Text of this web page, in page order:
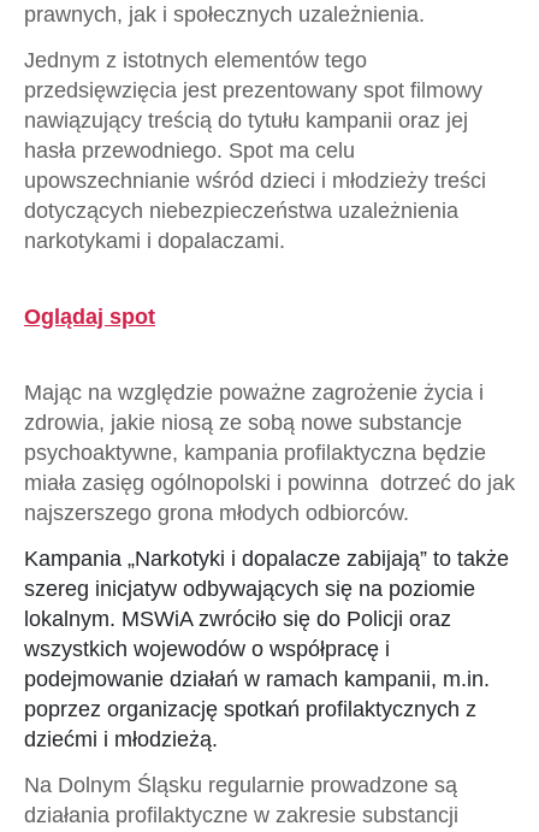
prawnych, jak i społecznych uzależnienia.
Jednym z istotnych elementów tego
przedsięwzięcia jest prezentowany spot filmowy
nawiązujący treścią do tytułu kampanii oraz jej
hasła przewodniego. Spot ma celu
upowszechnianie wśród dzieci i młodzieży treści
dotyczących niebezpieczeństwa uzależnienia
narkotykami i dopalaczami.
Oglądaj spot
Mając na względzie poważne zagrożenie życia i
zdrowia, jakie niosą ze sobą nowe substancje
psychoaktywne, kampania profilaktyczna będzie
miała zasięg ogólnopolski i powinna dotrzeć do jak
najszerszego grona młodych odbiorców.
Kampania „Narkotyki i dopalacze zabijają” to także
szereg inicjatyw odbywających się na poziomie
lokalnym. MSWiA zwróciło się do Policji oraz
wszystkich wojewodów o współpracę i
podejmowanie działań w ramach kampanii, m.in.
poprzez organizację spotkań profilaktycznych z
dziećmi i młodzieżą.
Na Dolnym Śląsku regularnie prowadzone są
działania profilaktyczne w zakresie substancji